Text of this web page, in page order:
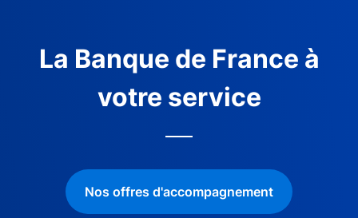
La Banque de France à
votre service
Nos offres d'accompagnement